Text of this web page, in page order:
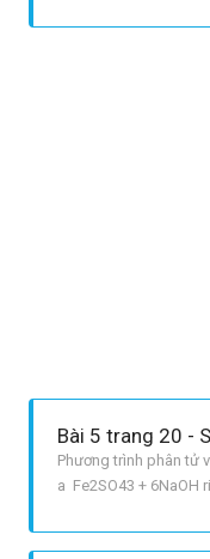
Bài 5 trang 20 -
Phương trình phân tử
a Fe2SO43 + 6NaOH
2FeOH3 downarrow